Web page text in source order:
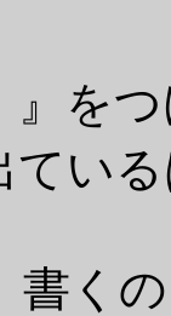
を
てい
く